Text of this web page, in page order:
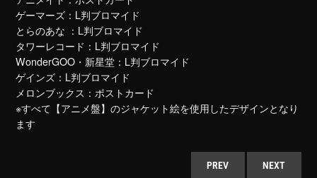
ゲーマーズ：L判ブロマイド
とらのあな ：L判ブロマイド
タワーレコード：L判ブロマイド
WonderGOO・新星堂：L判ブロマイド
ゲインズ：L判ブロマイド
メロンブックス：ポストカード
※すべて【アニメ盤】のジャケット絵を使用したデザインとなり
ます
PREV NEXT